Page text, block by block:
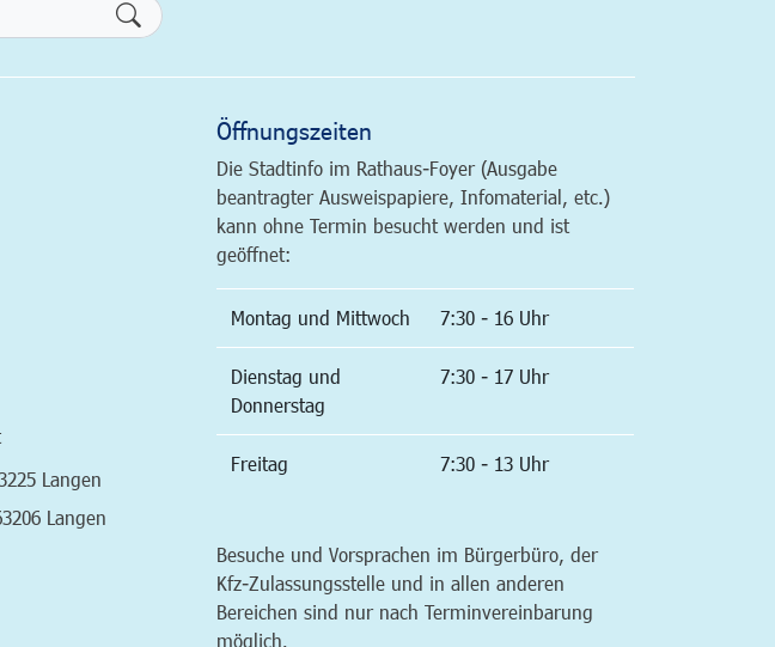
Formularschaltfläche
Langen
Langen
Öffnungszeiten
Die Stadtinfo im Rathaus-Foyer (Ausgabe
beantragter Ausweispapiere, Infomaterial, etc.)
kann ohne Termin besucht werden und ist
geöffnet:
Montag und Mittwoch 7:30 - 16 Uhr
Dienstag und
Donnerstag
7:30 - 17 Uhr
Freitag 7:30 - 13 Uhr
Besuche und Vorsprachen im Bürgerbüro, der
Kfz-Zulassungsstelle und in allen anderen
Bereichen sind nur nach Terminvereinbarung
möglich.